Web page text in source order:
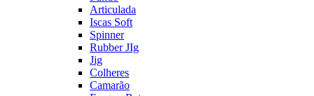
Articulada
Iscas Soft
Spinner
Rubber JIg
Jig
Colheres
Camarão